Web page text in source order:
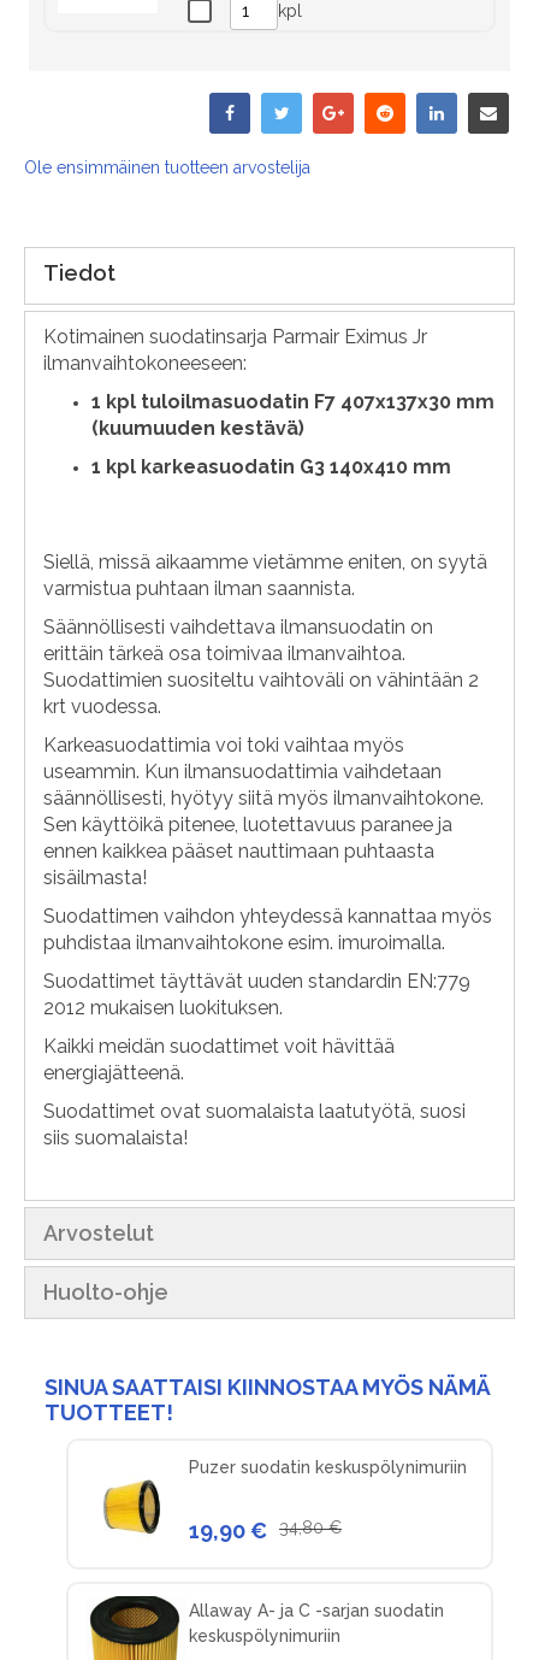
kpl
Ole ensimmäinen tuotteen arvostelija
Tiedot
Kotimainen suodatinsarja Parmair Eximus Jr
ilmanvaihtokoneeseen:
1 kpl tuloilmasuodatin F7 407x137x30 mm
(kuumuuden kestävä)
1 kpl karkeasuodatin G3 140x410 mm
Siellä, missä aikaamme vietämme eniten, on syytä
varmistua puhtaan ilman saannista.
Säännöllisesti vaihdettava ilmansuodatin on
erittäin tärkeä osa toimivaa ilmanvaihtoa.
Suodattimien suositeltu vaihtoväli on vähintään 2
krt vuodessa.
Karkeasuodattimia voi toki vaihtaa myös
useammin. Kun ilmansuodattimia vaihdetaan
säännöllisesti, hyötyy siitä myös ilmanvaihtokone.
Sen käyttöikä pitenee, luotettavuus paranee ja
ennen kaikkea pääset nauttimaan puhtaasta
sisäilmasta!
Suodattimen vaihdon yhteydessä kannattaa myös
puhdistaa ilmanvaihtokone esim. imuroimalla.
Suodattimet täyttävät uuden standardin EN:779
2012 mukaisen luokituksen.
Kaikki meidän suodattimet voit hävittää
energiajätteenä.
Suodattimet ovat suomalaista laatutyötä, suosi
siis suomalaista!
Arvostelut
Huolto-ohje
SINUA SAATTAISI KIINNOSTAA MYÖS NÄMÄ
TUOTTEET!
Puzer suodatin keskuspölynimuriin
19,90 € 34,80 €
Allaway A- ja C -sarjan suodatin
keskuspölynimuriin